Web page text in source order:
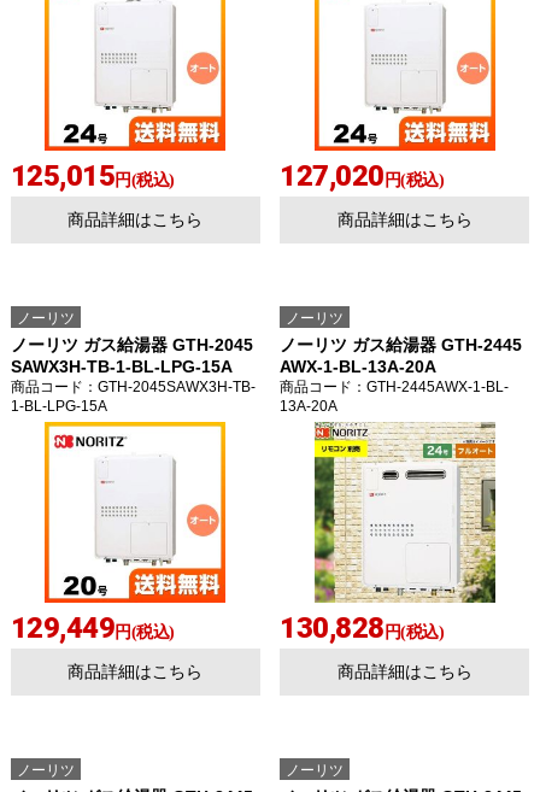
125,015円(税込)
商品詳細はこちら
127,020 円(税込)
商品詳細はこちら
ノーリツ
ノーリツ ガス給湯器 GTH-2045
SAWX3H-TB-1-BL-LPG-15A
商品コード ：GTH-2045SAWX3H-TB-
1-BL-LPG-15A
129,449円(税込)
商品詳細はこちら
ノーリツ
ノーリツ ガス給湯器 GTH-2445
AWX-1-BL-13A-20A
商品コード ：GTH-2445AWX-1-BL-
13A-20A
130,828 円(税込)
商品詳細はこちら
ノーリツ ノーリツ